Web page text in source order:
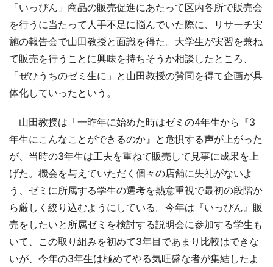
「いっぴん」商品の販売促進にあたって区内各所で販売会
を行うに当たって人手不足に悩んでいた際に、リサーチ実
施の報告会で山田教授と面識を得た。大学生が実習を兼ね
て販売を行うことに興味を持ちそうか相談したところ、
「ぜひうちのゼミ生に」と山田教授の賛同を得て企画が具
体化していったという。
山田教授は「一昨年に始めた時はゼミの4年生から『3
年生にこんなことができるのか』と危惧する声が上がった
が、当時の3年生は工夫を重ねて販売して見事に成果を上
げた。機会を与えていただく個々の店舗に失礼がないよ
う、ゼミに所属する学生の選考を熱意重視で最初の段階か
ら厳しく絞り込むようにしている。今年は『いっぴん』販
売をしたいと所属ゼミを検討する説明会に参加する学生も
いて、この取り組みを初めて3年目であまり比較はできな
いが、今年の3年生は極めてやる気旺盛な者が集結したよ